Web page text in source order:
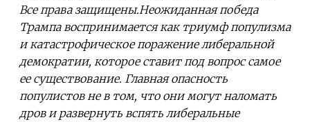
Все права защищены.Неожиданная победа
Трампа воспринимается как триумф популизма
и катастрофическое поражение либеральной
демократии, которое ставит под вопрос самое
ее существование. Главная опасность
популистов не в том, что они могут наломать
дров и развернуть вспять либеральные